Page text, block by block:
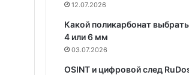
12.07.2026
Какой поликарбонат
4 или 6 мм
03.07.2026
OSINT и цифровой след